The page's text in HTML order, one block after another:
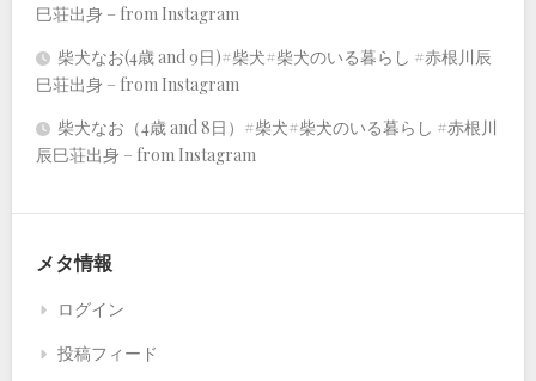
巳荘出身 – from Instagram
柴犬なお(4歳 and 9日)#柴犬#柴犬のいる暮らし #赤根川辰
巳荘出身 – from Instagram
柴犬なお（4歳 and 8日）#柴犬#柴犬のいる暮らし #赤根川
辰巳荘出身 – from Instagram
メタ情報
ログイン
投稿フィード